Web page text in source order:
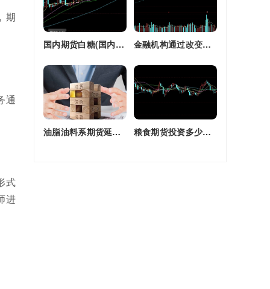
期
通
式
进
国内期货白糖(国内期货白糖合约是怎么交割) 金融机构通过改变持有的股指期货合约(股指期货合约最长持有多久)
油脂油料系期货延续强劲走势(油脂期货是什么) 粮食期货投资多少钱一个月(粮食期货投资多少钱一个月啊)